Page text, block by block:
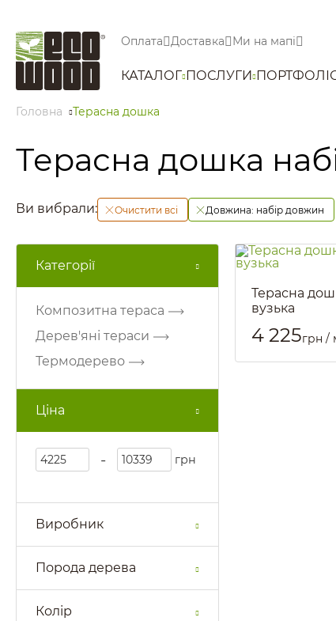
Оплата Доставка Ми на мапі
КАТАЛОГ ПОСЛУГИ
Головна Терасна дошка
Терасна дошка
Ви вибрали: Очистити всі Довжина: набір довжин
Категорії
Композитна тераса
Дерев'яні тераси
Термодерево
Ціна
- грн
Виробник
Порода дерева
Колір
Терасна
вузька
4 225грн /